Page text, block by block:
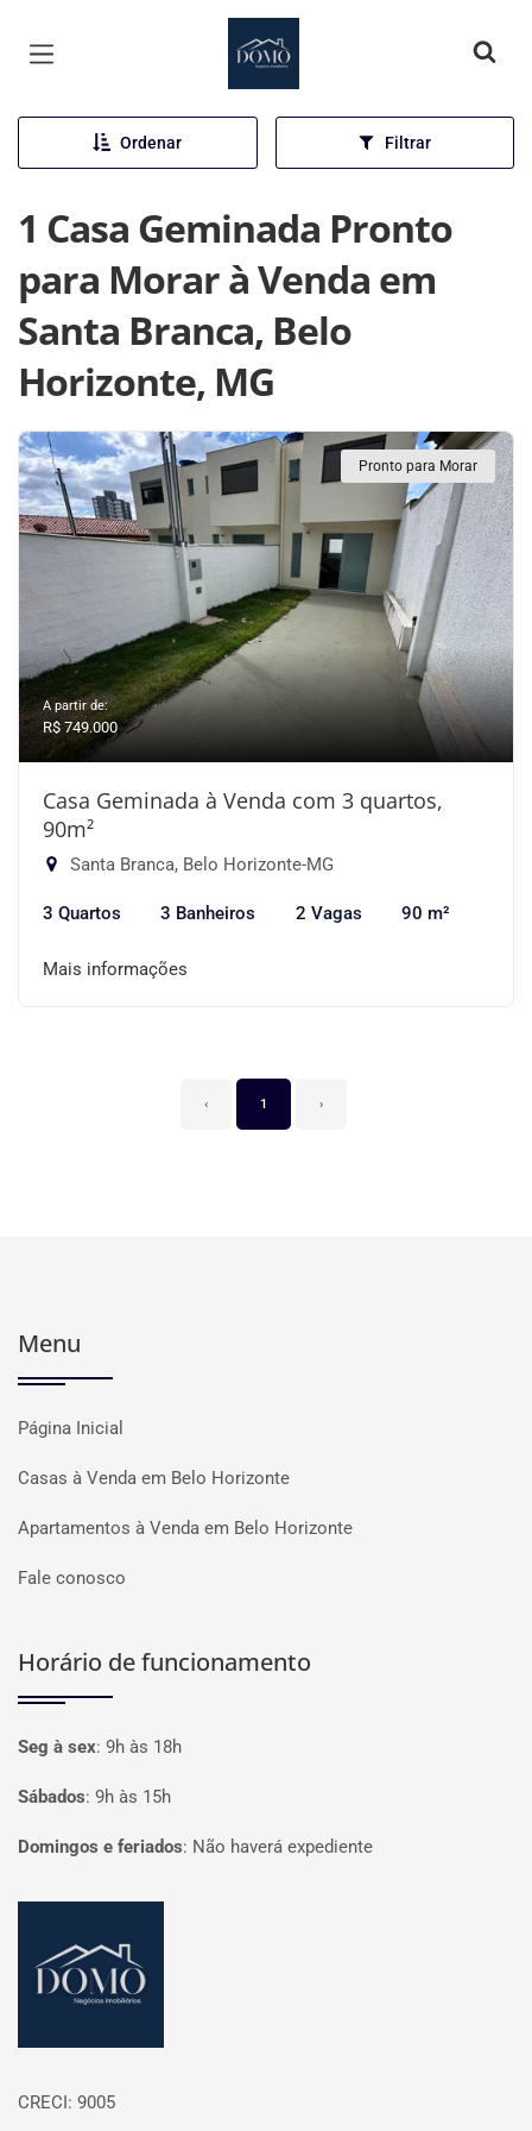
Página inicial
Ordenar Filtrar
1 Casa Geminada Pronto
para Morar à Venda em
Santa Branca, Belo
Horizonte, MG
Pronto para Morar
A partir de:
R$ 749.000
Casa Geminada à Venda com 3 quartos,
90m²
Santa Branca, Belo Horizonte-MG
3 Quartos 3 Banheiros 2 Vagas 90 m²
Mais informações
‹ 1 ›
Menu
Página Inicial
Casas à Venda em Belo Horizonte
Apartamentos à Venda em Belo Horizonte
Fale conosco
Horário de funcionamento
Seg à sex: 9h às 18h
Sábados: 9h às 15h
Domingos e feriados: Não haverá expediente
CRECI: 9005